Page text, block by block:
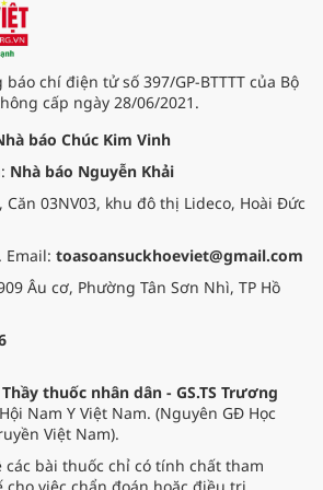
chí điện tử số 397/GP-BTTTT của Bộ
cấp ngày 28/06/2021.
báo Chúc Kim Vinh
Nhà báo Nguyễn Khải
03NV03, khu đô thị Lideco, Hoài Đức
. Email: toasoansuckhoeviet@gmail.com
Âu cơ, Phường Tân Sơn Nhì, TP Hồ
Thầy thuốc nhân dân - GS.TS Trương
Nam Y Việt Nam. (Nguyên GĐ Học
Việt Nam).
các bài thuốc chỉ có tính chất tham
việc chẩn đoán hoặc điều trị.